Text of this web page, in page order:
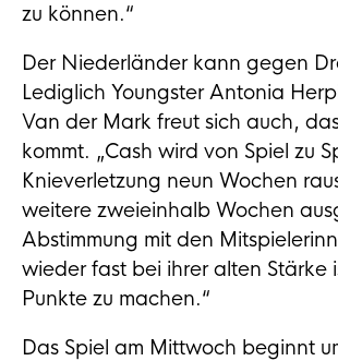
zu können.“
Der Niederländer kann gegen
Lediglich Youngster Antonia
Van der Mark freut sich auch,
kommt. „Cash wird von Spiel zu
Knieverletzung neun Wochen
weitere zweieinhalb Wochen
Abstimmung mit den
wieder fast bei ihrer alten Stärke
Punkte zu machen.“
Das Spiel am Mittwoch beginnt